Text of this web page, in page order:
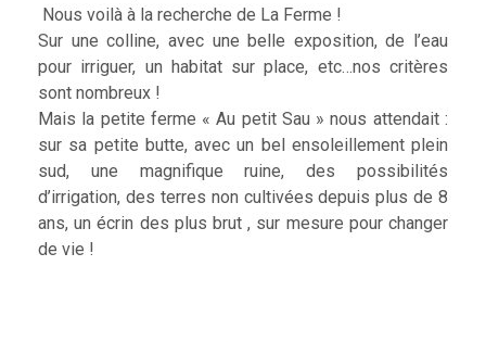
Nous voilà à la recherche de La Ferme !
Sur une colline, avec une belle exposition, de l’eau
pour irriguer, un habitat sur place, etc…nos critères
sont nombreux !
Mais la petite ferme « Au petit Sau » nous attendait :
sur sa petite butte, avec un bel ensoleillement plein
sud, une magnifique ruine, des possibilités
d’irrigation, des terres non cultivées depuis plus de 8
ans, un écrin des plus brut , sur mesure pour changer
de vie !